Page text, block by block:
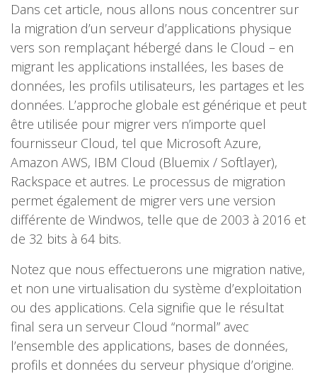
Dans cet article, nous allons nous concentrer sur
la migration d’un serveur d’applications physique
vers son remplaçant hébergé dans le Cloud – en
migrant les applications installées, les bases de
données, les profils utilisateurs, les partages et les
données. L’approche globale est générique et peut
être utilisée pour migrer vers n’importe quel
fournisseur Cloud, tel que Microsoft Azure,
Amazon AWS, IBM Cloud (Bluemix / Softlayer),
Rackspace et autres. Le processus de migration
permet également de migrer vers une version
différente de Windwos, telle que de 2003 à 2016 et
de 32 bits à 64 bits.
Notez que nous effectuerons une migration native,
et non une virtualisation du système d’exploitation
ou des applications. Cela signifie que le résultat
final sera un serveur Cloud “normal” avec
l’ensemble des applications, bases de données,
profils et données du serveur physique d’origine.